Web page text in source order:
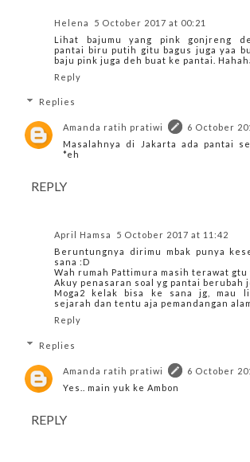
Helena
5 October 2017 at 00:21
Lihat bajumu yang pink gonjreng
pantai biru putih gitu bagus juga yaa
baju pink juga deh buat ke pantai.
Reply
Replies
Amanda ratih pratiwi
6 October
Masalahnya di Jakarta ada pantai
*eh
REPLY
April Hamsa
5 October 2017 at 11:42
Beruntungnya dirimu mbak punya
sana :D
Wah rumah Pattimura masih terawat gtu
Akuy penasaran soal yg pantai berubah
Moga2 kelak bisa ke sana jg, mau
sejarah dan tentu aja pemandangan
Reply
Replies
Amanda ratih pratiwi
6 October
Yes.. main yuk ke Ambon
REPLY